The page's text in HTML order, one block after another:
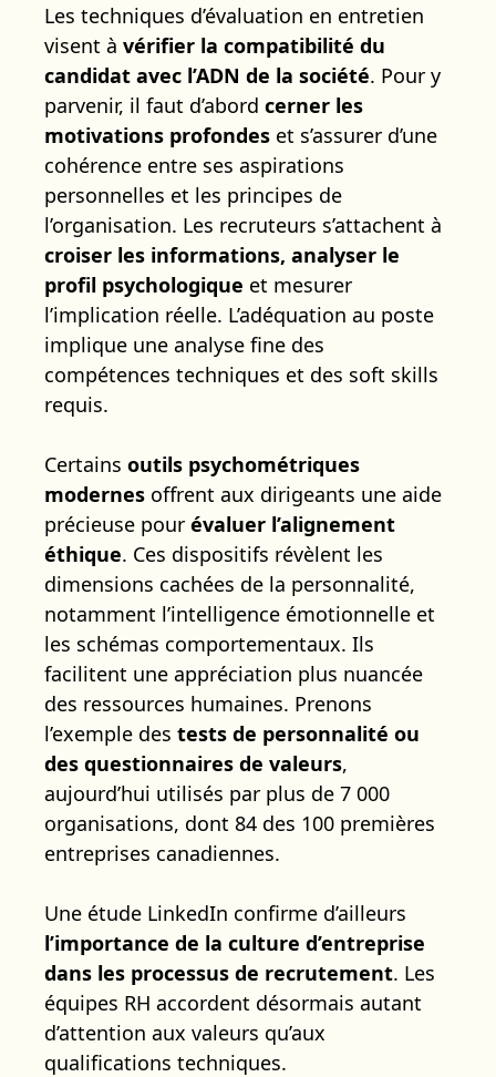
Les techniques d’évaluation en entretien
visent à vérifier la compatibilité du
candidat avec l’ADN de la société. Pour y
parvenir, il faut d’abord cerner les
motivations profondes et s’assurer d’une
cohérence entre ses aspirations
personnelles et les principes de
l’organisation. Les recruteurs s’attachent à
croiser les informations, analyser le
profil psychologique et mesurer
l’implication réelle. L’adéquation au poste
implique une analyse fine des
compétences techniques et des soft skills
requis.
Certains outils psychométriques
modernes offrent aux dirigeants une aide
précieuse pour évaluer l’alignement
éthique. Ces dispositifs révèlent les
dimensions cachées de la personnalité,
notamment l’intelligence émotionnelle et
les schémas comportementaux. Ils
facilitent une appréciation plus nuancée
des ressources humaines. Prenons
l’exemple des tests de personnalité ou
des questionnaires de valeurs,
aujourd’hui utilisés par plus de 7 000
organisations, dont 84 des 100 premières
entreprises canadiennes.
Une étude LinkedIn confirme d’ailleurs
l’importance de la culture d’entreprise
dans les processus de recrutement. Les
équipes RH accordent désormais autant
d’attention aux valeurs qu’aux
qualifications techniques.